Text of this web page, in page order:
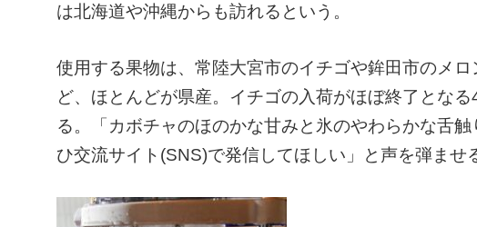
は北海道や沖縄からも訪れるという。
使用する果物は、常陸大宮市のイチゴや鉾田市のメ
ど、ほとんどが県産。イチゴの入荷がほぼ終了とな
る。「カボチャのほのかな甘みと氷のやわらかな舌
ひ交流サイト(SNS)で発信してほしい」と声を弾ませ